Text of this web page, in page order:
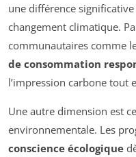
une différence
changement climatique.
communautaires comme
de consommation
l’impression carbone tout
Une autre dimension est
environnementale. Les
conscience écologique